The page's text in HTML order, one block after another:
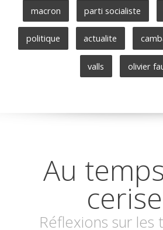
macron parti socialiste
politique actualite
valls olivier
Au
Réflexions sur les